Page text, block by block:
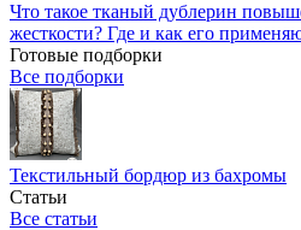
Что такое тканый дублерин
жесткости? Где и как его
Готовые подборки
Все подборки
Текстильный бордюр из бахромы
Статьи
Все статьи